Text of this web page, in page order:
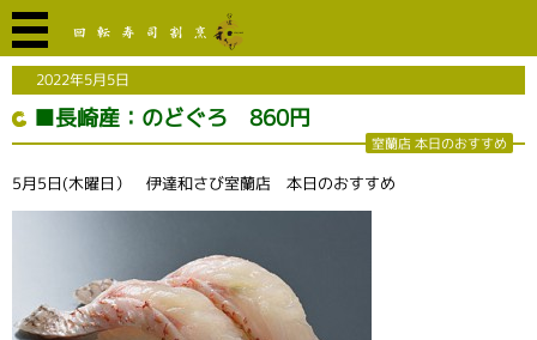
2022年5月5日
■長崎産：のどぐろ 860円
室蘭店 本日のおすすめ
5月5日(木曜日） 伊達和さび室蘭店 本日のおすすめ